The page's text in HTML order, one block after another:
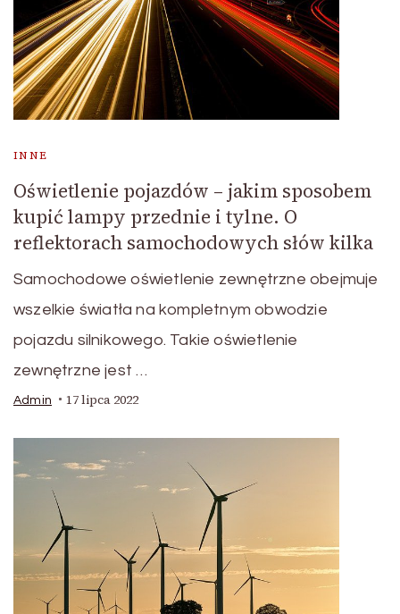
INNE
Oświetlenie pojazdów – jakim sposobem
kupić lampy przednie i tylne. O
reflektorach samochodowych słów kilka
Samochodowe oświetlenie zewnętrzne obejmuje
wszelkie światła na kompletnym obwodzie
pojazdu silnikowego. Takie oświetlenie
zewnętrzne jest …
Admin 17 lipca 2022